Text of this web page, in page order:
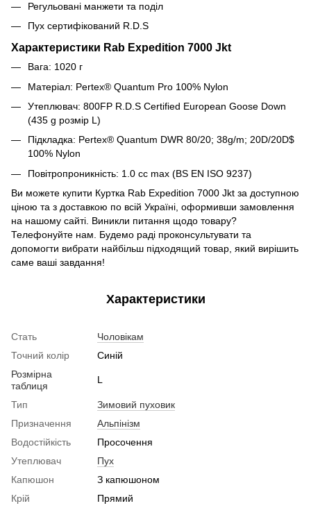
Регульовані манжети та поділ
Пух сертифікований R.D.S
Характеристики Rab Expedition 7000 Jkt
Вага: 1020 г
Матеріал: Pertex® Quantum Pro 100% Nylon
Утеплювач: 800FP R.D.S Certified European Goose Down
(435 g розмір L)
Підкладка: Pertex® Quantum DWR 80/20; 38g/m; 20D/20D$
100% Nylon
Повітропроникність: 1.0 cc max (BS EN ISO 9237)
Ви можете купити Куртка Rab Expedition 7000 Jkt за доступною
ціною та з доставкою по всій Україні, оформивши замовлення
на нашому сайті. Виникли питання щодо товару?
Телефонуйте нам. Будемо раді проконсультувати та
допомогти вибрати найбільш підходящий товар, який вирішить
саме ваші завдання!
Характеристики
Стать
Чоловікам
Точний колір
Синій
Розмірна
таблиця
L
Тип
Зимовий пуховик
Призначення
Альпінізм
Водостійкість
Просочення
Утеплювач
Пух
Капюшон
З капюшоном
Крій
Прямий